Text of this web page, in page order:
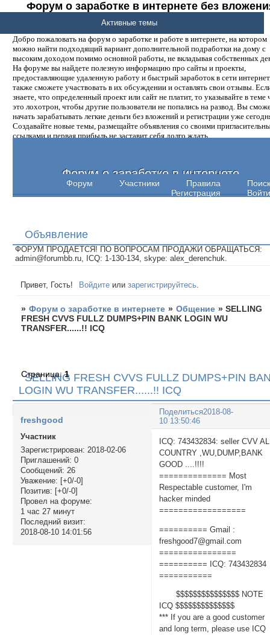
Форум о заработке в интернете без
денег.
Добро пожаловать на форум о заработке и работе в интернете, на котором
можно найти подходящий вариант дополнительной подработки на дому с
высоким доходом помимо основной работы, не вкладывая собственных
На форуме вы найдете полезную информацию про сайты и проекты,
предоставляющие удаленную работу и быстрый заработок в сети
также сможете участвовать в их обсуждении и оставлять свои отзывы.
знаете, что определенный проект или сайт не платит, то указывайте в теме
это лохотрон, чтобы другие пользователи не попались на развод. Вы
начать зарабатывать легкие деньги без вложений и регистрации уже
Создавайте новые темы, размещайте объявления со своими
ссылками и первая прибыль не заставит себя долго ждать.
Форум о заработке в интернете
Форум Участники Правила
Поиск
Регистрация
Войти
Активные темы
Объявление
ФОРУМ ПРОДАЕТСЯ! ПО ВОПРОСАМ ПРОДАЖИ ОБРАЩАТЬСЯ:
admin@forumbb.ru, ICQ: 1-130-134, skype: alex_derenchuk.
Привет, Гость! Войдите илизарегистрируйтесь
» Форум о заработке в интернете » Общение »SELLING
FRESH CVVS FULLZ DUMPS+PIN BANK LOGIN WU
TRANSFER......!! ICQ
SELLING FRESH CVVS FULLZ DUMPS+PIN
LOGIN WU TRANSFER......!! ICQ
Страница:1
Поделиться2018-08-
10 13:50:46
freshgood
Участник
Зарегистрирован: 2018-02-06
Приглашений: 0
Сообщений: 26
Уважение: [+0/-0]
Позитив: [+0/-0]
Провел на форуме:
1 час 27 минут
Последний визит:
2018-08-10 14:01:56
ICQ: 743432834: seller CVV
COUNTRY ,WU,DUMP,BANK
GOOD ....!!!!
============== Most
Respectable customer, I'm
hacker minded
==================
========== Gmail :
freshgood7@gmail.com
================
========== ICQ: 743432834
===========
$$$$$$$$$$$$$$$ NOTE
ICQ $$$$$$$$$$$$$$
*** If you are a good customer
and long term, please use ICQ